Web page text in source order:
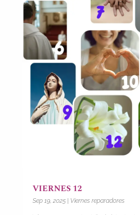
VIERNES 12
Sep 19, 2025| Viernes reparadores